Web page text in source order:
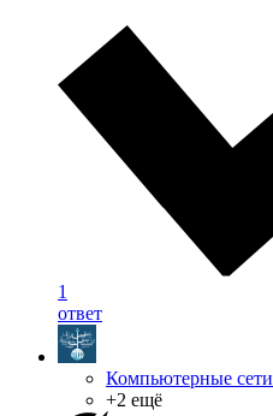
1
ответ
Компьютерные сети
+2 ещё